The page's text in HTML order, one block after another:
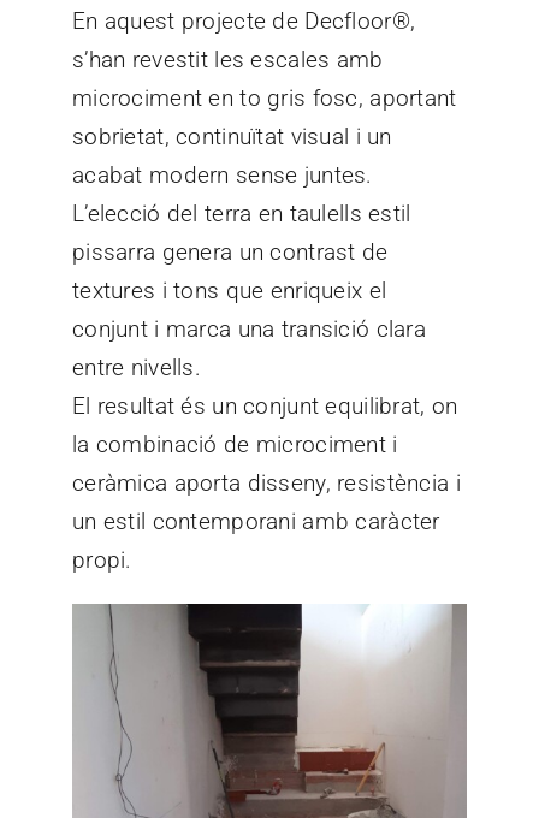
En aquest projecte de Decfloor®,
s’han revestit les escales amb
microciment en to gris fosc, aportant
sobrietat, continuïtat visual i un
acabat modern sense juntes.
L’elecció del terra en taulells estil
pissarra genera un contrast de
textures i tons que enriqueix el
conjunt i marca una transició clara
entre nivells.
El resultat és un conjunt equilibrat, on
la combinació de microciment i
ceràmica aporta disseny, resistència i
un estil contemporani amb caràcter
propi.